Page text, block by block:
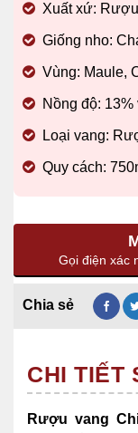
Xuất xứ:
Giống nho:
Vùng: Maule,
Nồng độ: 13%
Loại vang:
Quy cách:
Gọi điện xác
CHI TIẾT
Rượu vang